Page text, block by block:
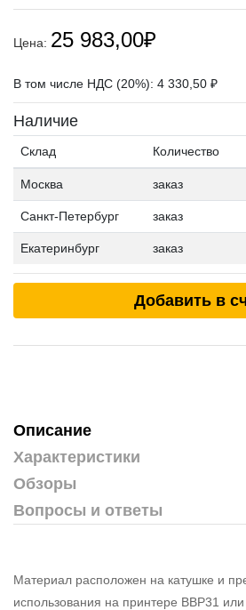
Цена: 25 983,00₽
В том числе НДС (20%): 4 330,50 ₽
Наличие
Склад Количество
Москва заказ
Санкт-Петербург заказ
Екатеринбург заказ
Добавить в
Описание
Характеристики
Обзоры
Вопросы и ответы
Материал расположен на катушке и
использования на принтере BBP31